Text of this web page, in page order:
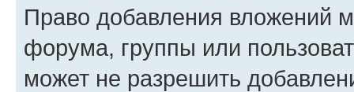
Право добавления вложений
форума, группы или
может не разрешить